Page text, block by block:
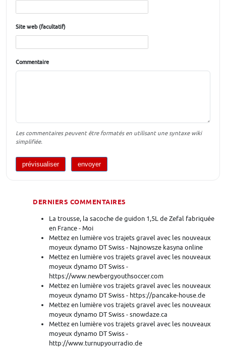
Site web (facultatif)
Commentaire
Les commentaires peuvent être formatés en utilisant une syntaxe wiki
simplifiée.
DERNIERS COMMENTAIRES
La trousse, la sacoche de guidon 1,5L de Zefal fabriquée
en France - Moi
Mettez en lumière vos trajets gravel avec les nouveaux
moyeux dynamo DT Swiss - Najnowsze kasyna online
Mettez en lumière vos trajets gravel avec les nouveaux
moyeux dynamo DT Swiss -
https://www.newbergyouthsoccer.com
Mettez en lumière vos trajets gravel avec les nouveaux
moyeux dynamo DT Swiss - https://pancake-house.de
Mettez en lumière vos trajets gravel avec les nouveaux
moyeux dynamo DT Swiss - snowdaze.ca
Mettez en lumière vos trajets gravel avec les nouveaux
moyeux dynamo DT Swiss -
http://www.turnupyourradio.de